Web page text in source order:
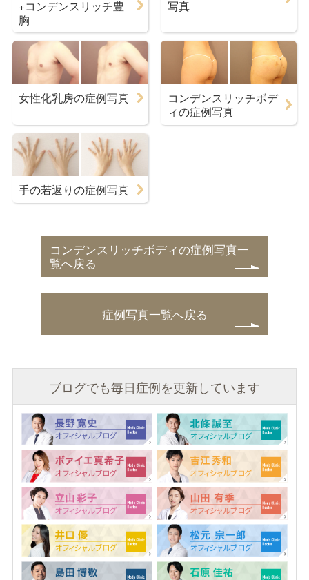
+コンデンスリッチ豊
胸
写真
女性化乳房の症例写真
コンデンスリッチボデ
ィの症例写真
手の若返りの症例写真
コンデンスリッチボディの症例写真一
覧へ戻る
症例写真一覧へ戻る
ブログでも毎日症例を更新しています